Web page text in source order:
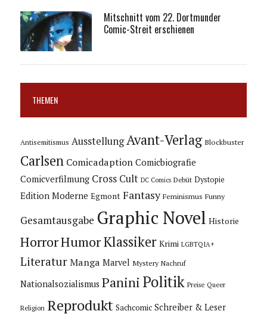
Mitschnitt vom 22. Dortmunder
Comic-Streit erschienen
THEMEN
Antisemitismus Ausstellung Avant-Verlag Blockbuster
Carlsen Comicadaption Comicbiografie
Comicverfilmung Cross Cult DC Comics Debüt Dystopie
Edition Moderne Egmont Fantasy Feminismus Funny
Gesamtausgabe Graphic Novel Historie
HorrorHumorKlassiker Krimi LGBTQIA+
Literatur Manga Marvel Mystery Nachruf
Nationalsozialismus Panini Politik Preise Queer
Religion Reprodukt Sachcomic Schreiber & Leser